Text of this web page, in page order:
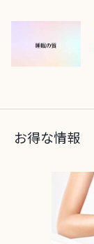
お得な情報